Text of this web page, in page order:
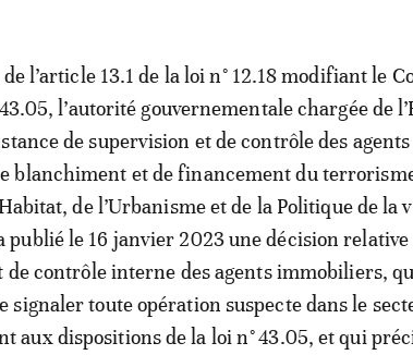
l’article 13.1 de la loi n° 12.18 modifiant le
l’autorité gouvernementale chargée de
de supervision et de contrôle des agents
blanchiment et de financement du
de l’Urbanisme et de la Politique de la
publié le 16 janvier 2023 une décision relative
de contrôle interne des agents immobiliers,
signaler toute opération suspecte dans le
aux dispositions de la loi n° 43.05, et qui